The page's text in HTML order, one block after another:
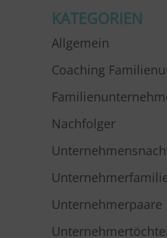
KATEGORIEN
Allgemein
Coaching
Nachfolger
Unternehmerpaare